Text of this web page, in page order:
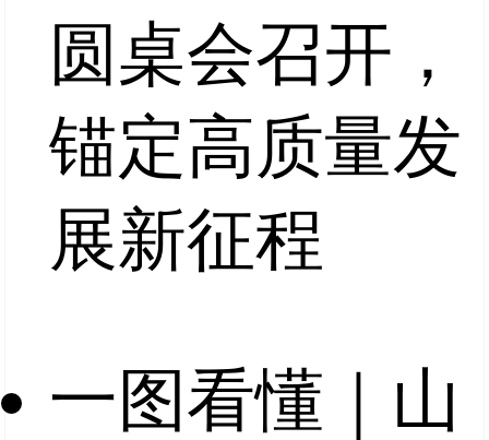
圆桌会召开，
锚定高质量发
展新征程
一图看懂｜山